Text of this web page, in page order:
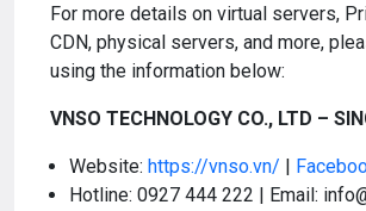
For more details on virtual servers,
CDN, physical servers, and more,
using the information below:
VNSO TECHNOLOGY CO., LTD –
Website: https://vnso.vn/
Hotline: 0927 444 222 | Email: